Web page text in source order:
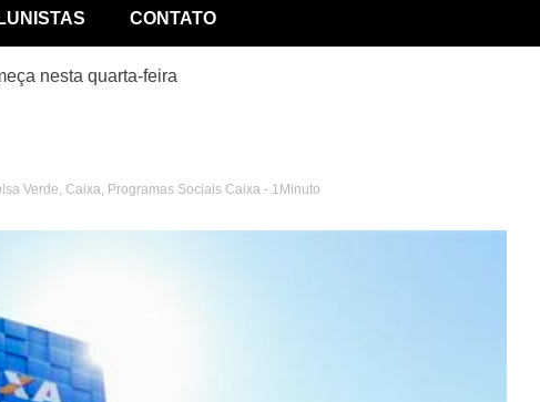
de
CONTATO
nesta quarta-feira
Verde, Caixa, Programas Sociais Caixa - 1Minuto